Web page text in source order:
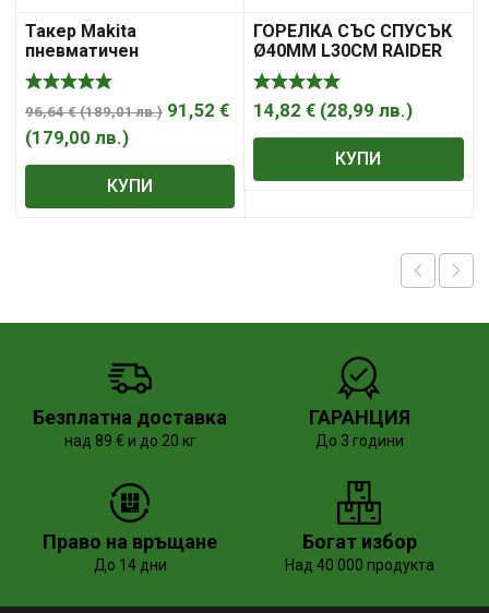
Такер Makita
пневматичен
96,64€ (189,01лв.) 91,52 €
(179,00 лв.)
КУПИ
ГОРЕЛКА СЪС СПУСЪК
Ø40MM L30CM RAIDER
RD-GHT01
14,82€ (28,99лв.)
КУПИ
Безплатна доставка
над 89 € и до 20 кг
ГАРАНЦИЯ
До 3 години
Право на връщане
До 14 дни
Богат избор
Над 40 000 продукта